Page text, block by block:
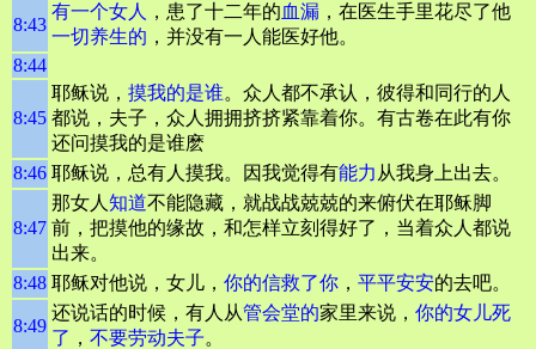
8:43
有一个女人 ，患了十二年的血漏 ，在医生手里花尽了他
一切养生的 ，并没有一人能医好他。
8:44
8:45
耶稣说， 摸我的是谁。众人都不承认，彼得和同行的人
都说，夫子，众人拥拥挤挤紧靠着你。有古卷在此有你
还问摸我的是谁麽
8:46 耶稣说，总有人摸我。因我觉得有能力 从我身上出去。
8:47
那女人 知道不能隐藏，就战战兢兢的来俯伏在耶稣脚
前，把摸他的缘故，和怎样立刻得好了，当着众人都说
出来。
8:48 耶稣对他说，女儿， 你的信救了你 ， 平平安安的去吧。
8:49
还说话的时候，有人从管会堂的家里来说， 你的女儿死
了 ， 不要劳动夫子。